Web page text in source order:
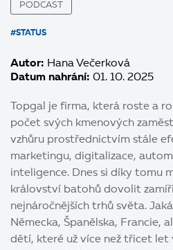
PODCAST
#STATUS
Autor: Hana Večerková
Datum nahrání: 01. 10. 2025
Topgal je firma, která roste a
počet svých kmenových
vzhůru prostřednictvím stále
marketingu, digitalizace,
inteligence. Dnes si díky tomu
království batohů dovolit
nejnáročnějších trhů světa.
Německa, Španělska, Francie,
dětí, které už více než třicet let